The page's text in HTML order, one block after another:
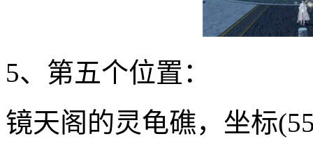
5、第五个位置：
镜天阁的灵龟礁，坐标